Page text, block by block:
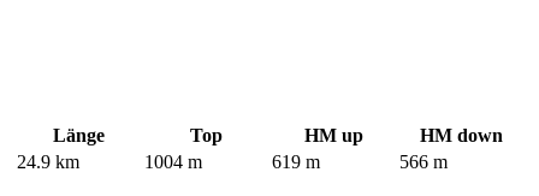
Länge Top HM up
HM down
24.9 km
1004 m 619 m 566 m